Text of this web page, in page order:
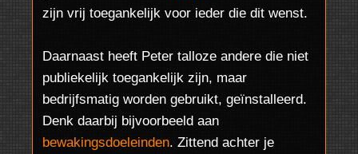
zijn vrij toegankelijk voor ieder die dit wenst.
Daarnaast heeft Peter talloze andere die niet
publiekelijk toegankelijk zijn, maar
bedrijfsmatig worden gebruikt, geïnstalleerd.
Denk daarbij bijvoorbeeld aan
bewakingsdoeleinden. Zittend achter je